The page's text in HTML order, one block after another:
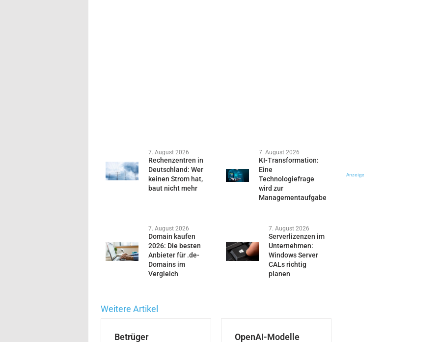
7. August 2026
Rechenzentren in
Deutschland: Wer
keinen Strom hat,
baut nicht mehr
7. August 2026
KI-Transformation:
Eine
Technologiefrage
wird zur
Managementaufgabe
7. August 2026
Domain kaufen
2026: Die besten
Anbieter für .de-
Domains im
Vergleich
7. August 2026
Serverlizenzen im
Unternehmen:
Windows Server
CALs richtig
planen
Weitere Artikel
Betrüger
OpenAI-Modelle
Anzeige